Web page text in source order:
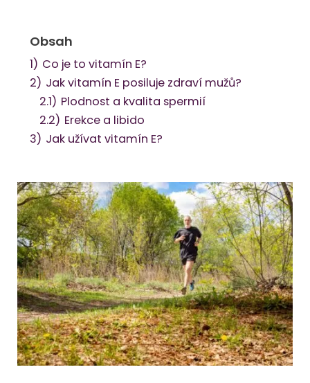
Obsah
1) Co je to vitamín E?
2) Jak vitamín E posiluje zdraví mužů?
2.1) Plodnost a kvalita spermií
2.2) Erekce a libido
3) Jak užívat vitamín E?